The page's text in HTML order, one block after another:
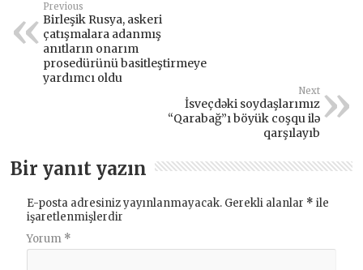
Previous
Birleşik Rusya, askeri
çatışmalara adanmış
anıtların onarım
prosedürünü basitleştirmeye
yardımcı oldu
Next
İsveçdəki soydaşlarımız
“Qarabağ”ı böyük coşqu ilə
qarşılayıb
Bir yanıt yazın
E-posta adresiniz yayınlanmayacak. Gerekli alanlar * ile
işaretlenmişlerdir
Yorum *